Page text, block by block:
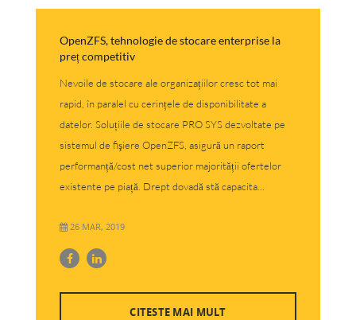
OpenZFS, tehnologie de stocare enterprise la
preț competitiv
Nevoile de stocare ale organizațiilor cresc tot mai
rapid, în paralel cu cerințele de disponibilitate a
datelor. Soluțiile de stocare PRO SYS dezvoltate pe
sistemul de fişiere OpenZFS, asigură un raport
performanță/cost net superior majorității ofertelor
existente pe piață. Drept dovadă stă capacita...
26 MAR, 2019
CITESTE MAI MULT